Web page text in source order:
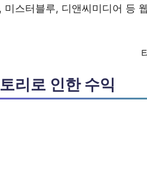
미스터블루, 디앤씨미디어 등
리로 인한 수익